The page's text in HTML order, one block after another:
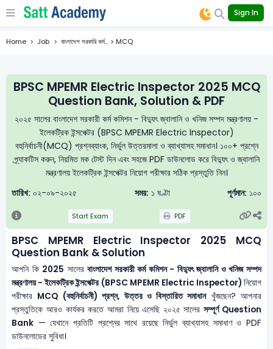
Sign In
Home Job বাংলাদেশ সরকারি কর্ম... > MCQ
BPSC MPEMR Electric Inspector 2025 MCQ
Question Bank, Solution & PDF
২০২৫ সালের বাংলাদেশ সরকারী কর্ম কমিশন - বিদ্যুৎ জ্বালানি ও খনিজ সম্পদ মন্ত্রণালয় -
ইলেকট্রিক ইন্সপেক্টর (BPSC MPEMR Electric Inspector)
বহুনির্বাচনী(MCQ) প্রশ্নব্যাংক, নির্ভুল উত্তরমালা ও ব্যাখ্যাসহ সমাধান। ১০০+ প্রশ্নে
প্র্যাকটিস করুন, নিয়মিত মক টেস্ট দিন এবং সহজে PDF ডাউনলোড করে বিদ্যুৎ ও জ্বালানি
মন্ত্রণালয় ইলেকট্রিক ইন্সপেক্টর নিয়োগ পরীক্ষার সঠিক প্রস্তুতি নিন।
তারিখ: ০২-০৯-২০২৫ সময়: ১ ঘণ্টা পূর্ণমান: ১০০
Start Exam PDF
BPSC MPEMR Electric Inspector 2025 MCQ
Question Bank & Solution
আপনি কি 2025 সালেরবাংলাদেশ সরকারী কর্ম কমিশন - বিদ্যুৎ জ্বালানি ও খনিজ সম্পদ
মন্ত্রণালয় - ইলেকট্রিক ইন্সপেক্টর (BPSC MPEMR Electric Inspector) নিয়োগ
পরীক্ষার MCQ (বহুনির্বাচনী) প্রশ্ন, উত্তর ও বিস্তারিত সমাধানখুঁজছেন? আপনার
প্রস্তুতিকে আরও কার্যকর করতে আমরা নিয়ে এসেছি ২০২৫ সালেরসম্পূর্ণ Question
Bank — যেখানে প্রতিটি প্রশ্নের সাথে রয়েছে নির্ভুল ব্যাখ্যাসহ সমাধাণ ও PDF
ডাউনলোডের সুবিধা।